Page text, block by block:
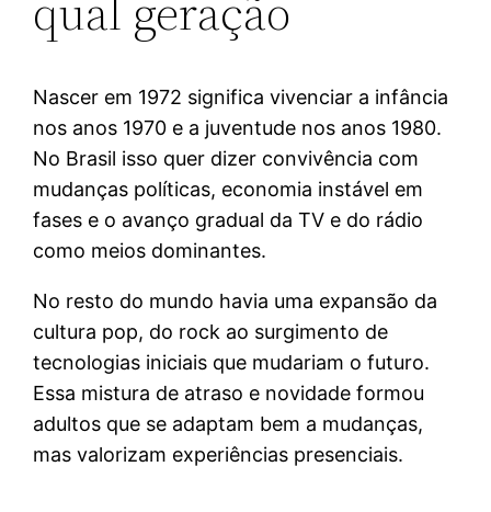
Nascer em 1972 significa vivenciar a infância
nos anos 1970 e a juventude nos anos 1980.
No Brasil isso quer dizer convivência com
mudanças políticas, economia instável em
fases e o avanço gradual da TV e do rádio
como meios dominantes.
No resto do mundo havia uma expansão da
cultura pop, do rock ao surgimento de
tecnologias iniciais que mudariam o futuro.
Essa mistura de atraso e novidade formou
adultos que se adaptam bem a mudanças,
mas valorizam experiências presenciais.